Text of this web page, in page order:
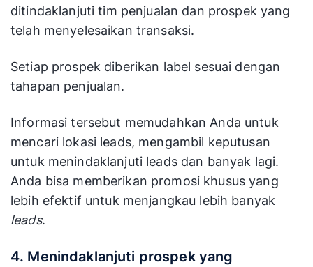
ditindaklanjuti tim penjualan dan prospek yang
telah menyelesaikan transaksi.
Setiap prospek diberikan label sesuai dengan
tahapan penjualan.
Informasi tersebut memudahkan Anda untuk
mencari lokasi leads, mengambil keputusan
untuk menindaklanjuti leads dan banyak lagi.
Anda bisa memberikan promosi khusus yang
lebih efektif untuk menjangkau lebih banyak
leads.
4. Menindaklanjuti prospek yang